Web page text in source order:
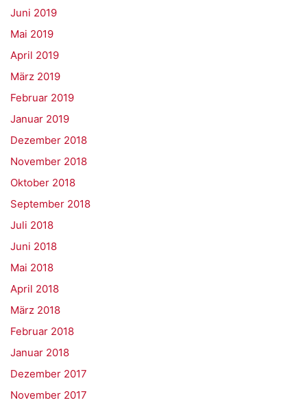
Juni 2019
Mai 2019
April 2019
März 2019
Februar 2019
Januar 2019
Dezember 2018
November 2018
Oktober 2018
September 2018
Juli 2018
Juni 2018
Mai 2018
April 2018
März 2018
Februar 2018
Januar 2018
Dezember 2017
November 2017